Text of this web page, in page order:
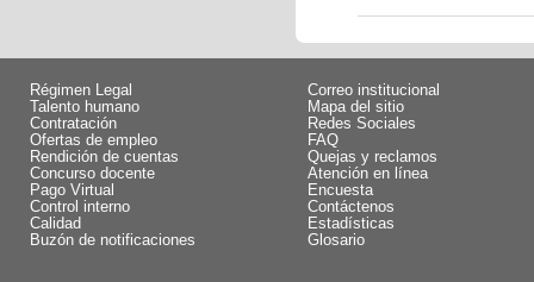
Régimen Legal
Talento humano
Contratación
Ofertas de empleo
Rendición de cuentas
Concurso docente
Pago Virtual
Control interno
Calidad
Buzón de notificaciones
Correo institucional
Mapa del sitio
Redes Sociales
FAQ
Quejas y reclamos
Atención en línea
Encuesta
Contáctenos
Estadísticas
Glosario